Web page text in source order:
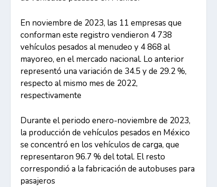
En noviembre de 2023, las 11 empresas que
conforman este registro vendieron 4 738
vehículos pesados al menudeo y 4 868 al
mayoreo, en el mercado nacional. Lo anterior
representó una variación de 34.5 y de 29.2 %,
respecto al mismo mes de 2022,
respectivamente
Durante el periodo enero-noviembre de 2023,
la producción de vehículos pesados en México
se concentró en los vehículos de carga, que
representaron 96.7 % del total. El resto
correspondió a la fabricación de autobuses para
pasajeros